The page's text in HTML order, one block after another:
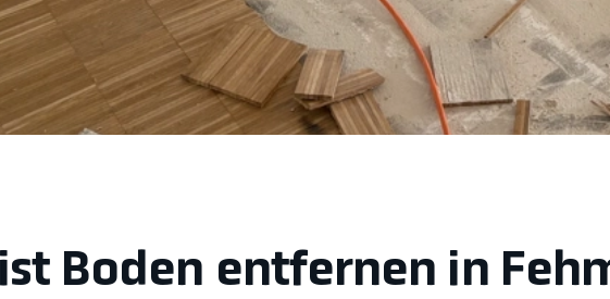
Boden entfernen in